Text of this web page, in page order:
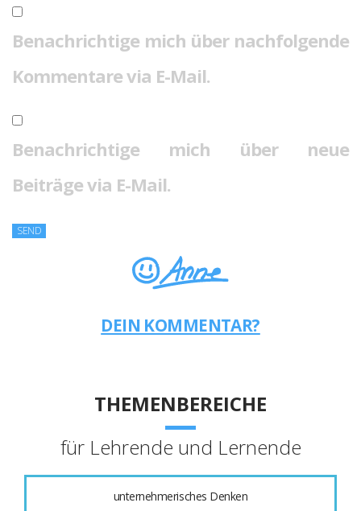
Benachrichtige mich über nachfolgende
Kommentare via E-Mail.
Benachrichtige mich über neue
Beiträge via E-Mail.
DEIN KOMMENTAR?
THEMENBEREICHE
für Lehrende und Lernende
unternehmerisches Denken